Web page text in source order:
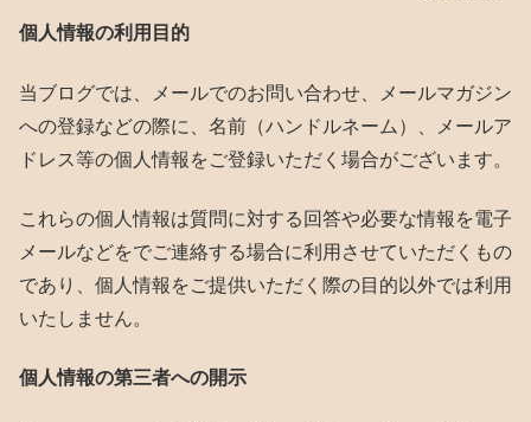
個人情報の利用目的
当ブログでは、メールでのお問い合わせ、メールマガジン
への登録などの際に、名前（ハンドルネーム）、メールア
ドレス等の個人情報をご登録いただく場合がございます。
これらの個人情報は質問に対する回答や必要な情報を電子
メールなどをでご連絡する場合に利用させていただくもの
であり、個人情報をご提供いただく際の目的以外では利用
いたしません。
個人情報の第三者への開示